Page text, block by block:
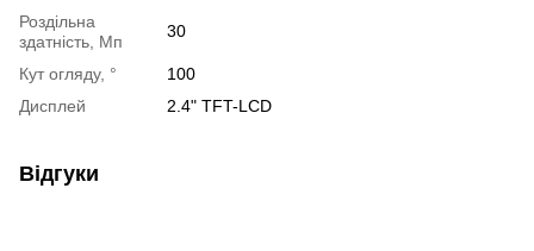
Роздільна
здатність, Мп
30
Кут огляду, °
100
Дисплей
2.4" TFT-LCD
Відгуки